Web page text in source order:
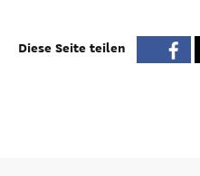
Diese Seite teilen